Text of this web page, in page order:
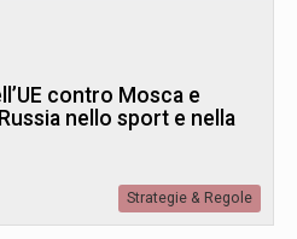
contro Mosca e
nello sport e nella
Strategie & Regole